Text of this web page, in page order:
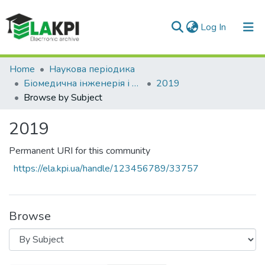
Log In (current)
Communities & Collections
All of DSpace
Home
Наукова періодика
Біомедична інженерія і технологія
2019
Browse by Subject
2019
Permanent URI for this community
https://ela.kpi.ua/handle/123456789/33757
Browse